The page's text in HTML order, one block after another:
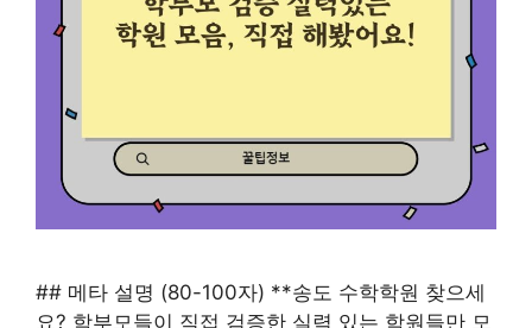
## 메타 설명 (80-100자) **송도 수학학원 찾으세
요? 학부모들이 직접 검증한 실력 있는 학원들만 모